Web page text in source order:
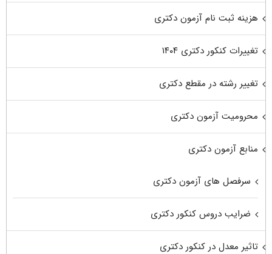
هزینه ثبت نام آزمون دکتری
تغییرات کنکور دکتری ۱۴۰۴
تغییر رشته در مقطع دکتری
محرومیت آزمون دکتری
منابع آزمون دکتری
سرفصل های آزمون دکتری
ضرایب دروس کنکور دکتری
تاثیر معدل در کنکور دکتری